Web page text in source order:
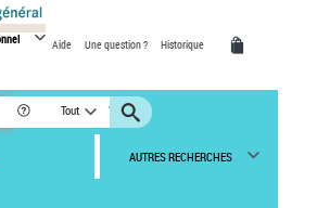
Aide Une question ? Historique
Tout
AUTRES RECHERCHES